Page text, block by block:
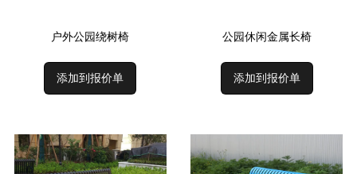
户外公园绕树椅
添加到报价单
公园休闲金属长椅
添加到报价单